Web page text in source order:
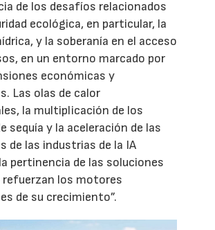
de los desafíos relacionados
ecológica, en particular, la
y la soberanía en el acceso
en un entorno marcado por
económicas y
Las olas de calor
la multiplicación de los
sequía y la aceleración de las
de las industrias de la IA
pertinencia de las soluciones
refuerzan los motores
de su crecimiento”.